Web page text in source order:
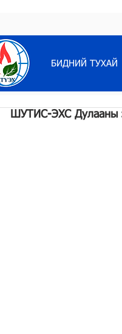
БИДНИЙ ТУХАЙ
ШУТИС-ЭХС Дулааны